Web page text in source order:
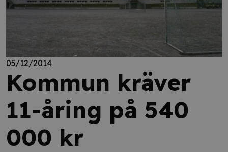
05/12/2014
Kommun kräver
11-åring på 540
000 kr